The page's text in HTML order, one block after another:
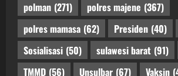
polman (271) polres majene (367)
polres mamasa (62) Presiden (40)
Sosialisasi (50) sulawesi barat (91)
TMMD (56) Unsulbar (67) Vaksin